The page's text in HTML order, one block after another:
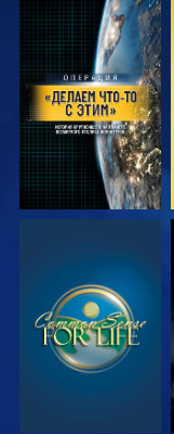
СМОТРЕТЬ
СМОТРЕТЬ